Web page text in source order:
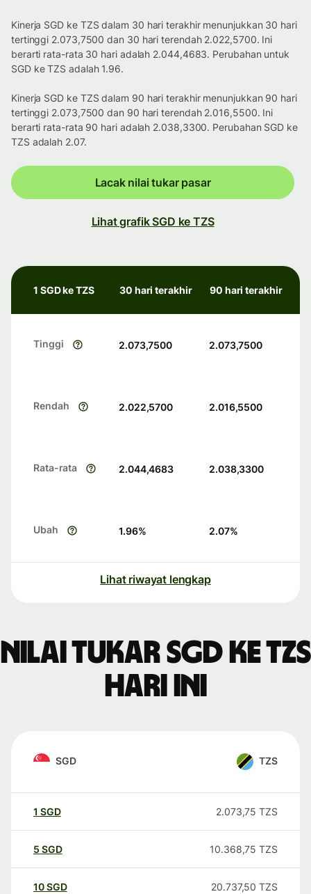
Kinerja SGD ke TZS dalam 30 hari terakhir menunjukkan 30 hari
tertinggi 2.073,7500 dan 30 hari terendah 2.022,5700. Ini
berarti rata-rata 30 hari adalah 2.044,4683. Perubahan untuk
SGD ke TZS adalah 1.96.
Kinerja SGD ke TZS dalam 90 hari terakhir menunjukkan 90 hari
tertinggi 2.073,7500 dan 90 hari terendah 2.016,5500. Ini
berarti rata-rata 90 hari adalah 2.038,3300. Perubahan SGD ke
TZS adalah 2.07.
Lacak nilai tukar pasar
Lihat grafik SGD ke TZS
1 SGD ke TZS 30 hari terakhir 90 hari terakhir
Tinggi 2.073,7500 2.073,7500
Rendah 2.022,5700 2.016,5500
Rata-rata 2.044,4683 2.038,3300
Ubah 1.96% 2.07%
Lihat riwayat lengkap
Nilai tukar SGD ke TZS
hari ini
SGD TZS
1 SGD 2.073,75 TZS
5 SGD 10.368,75 TZS
10SGD 20.737,50 TZS